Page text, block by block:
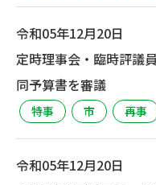
令和05年12月20日
定時理事会・臨時評議
同予算書を審議
特事 市 再事
令和05年12月20日